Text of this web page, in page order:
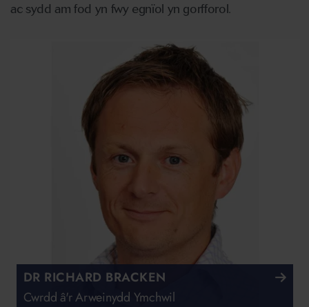
ac sydd am fod yn fwy egnïol yn gorfforol.
DR RICHARD BRACKEN
Cwrdd â'r Arweinydd Ymchwil